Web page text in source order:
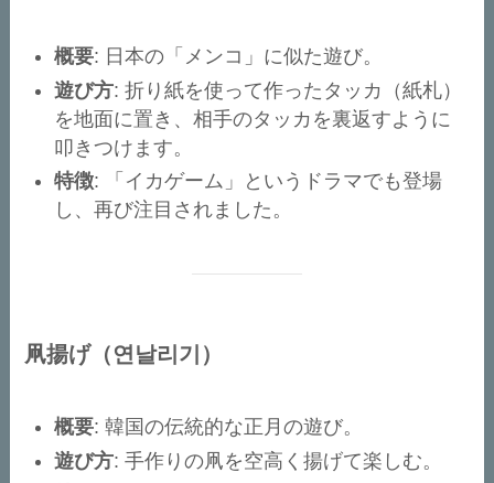
概要: 日本の「メンコ」に似た遊び。
遊び方: 折り紙を使って作ったタッカ（紙札）
を地面に置き、相手のタッカを裏返すように
叩きつけます。
特徴: 「イカゲーム」というドラマでも登場
し、再び注目されました。
凧揚げ（연날리기）
概要: 韓国の伝統的な正月の遊び。
遊び方: 手作りの凧を空高く揚げて楽しむ。